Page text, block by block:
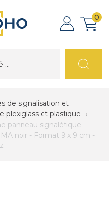
0
de signalisation et
plexiglass et plastique
panneau signalétique
noir - Format 9 x 9 cm -